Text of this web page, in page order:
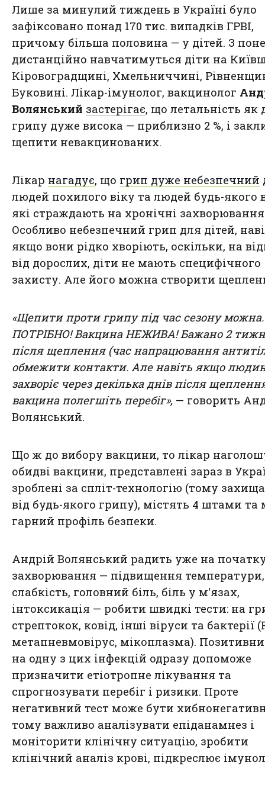
Лише за минулий тиждень в Україні було
зафіксовано понад 170 тис. випадків ГРВІ,
причому більша половина — у дітей. З
дистанційно навчатимуться діти на
Кіровоградщині, Хмельниччині,
Буковині. Лікар-імунолог, вакцинолог
Волянський застерігає, що летальність як
грипу дуже висока — приблизно 2 %, і
щепити невакцинованих.
Лікар нагадує, що грип дуже небезпечний
людей похилого віку та людей будь-якого
які страждають на хронічні
Особливо небезпечний грип для дітей,
якщо вони рідко хворіють, оскільки, на
від дорослих, діти не мають специфічного
захисту. Але його можна створити
«Щепити проти грипу під час сезону можна.
ПОТРІБНО! Вакцина НЕЖИВА! Бажано 2
після щеплення (час напрацювання
обмежити контакти. Але навіть якщо
захворіє через декілька днів після
вакцина полегшіть перебіг», — говорить
Волянський.
Що ж до вибору вакцини, то лікар
обидві вакцини, представлені зараз в
зроблені за спліт-технологію (тому
від будь-якого грипу), містять 4 штами
гарний профіль безпеки.
Андрій Волянський радить уже на
захворювання — підвищення температури,
слабкість, головний біль, біль у м'язах,
інтоксикація — робити швидкі тести: на
стрептокок, ковід, інші віруси та бактерії
метапневмовірус, мікоплазма).
на одну з цих інфекцій одразу допоможе
призначити етіотропне лікування та
спрогнозувати перебіг і ризики. Проте
негативний тест може бути
тому важливо аналізувати епіданамнез і
моніторити клінічну ситуацію, зробити
клінічний аналіз крові, підкреслює